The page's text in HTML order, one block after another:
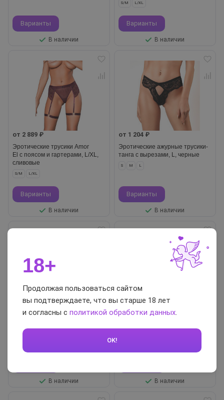
Варианты
В наличии
S/M L/XL
Варианты
В наличии
от 2 889 ₽
Эротические трусики Amor
El с поясом и гартерами, L/XL,
сливовые
S/M L/XL
Варианты
В наличии
от 1 204 ₽
Эротические ажурные трусики-
танга с вырезами, L, черные
S M L
Варианты
В наличии
от 1 346 ₽
бордовые
В наличии
от 1 346 ₽
Эротические трусики-танга
В наличии
18+
Продолжая пользоваться сайтом
вы подтверждаете, что вы старше 18 лет
и согласны с политикой обработки данных
OK!